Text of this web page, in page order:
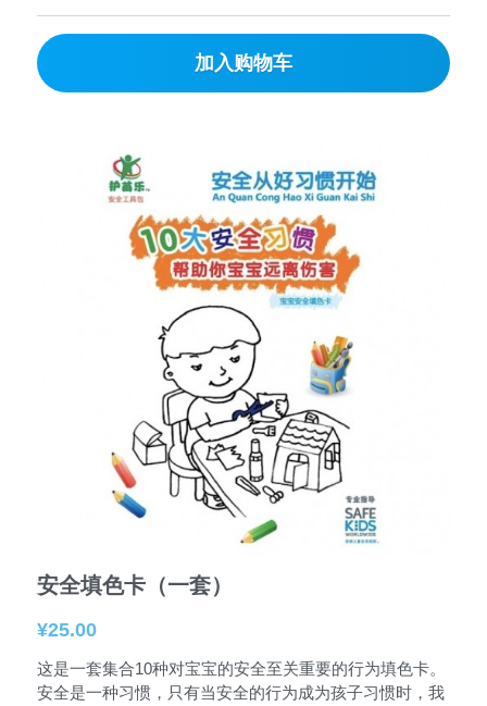
加入购物车
安全填色卡（一套）
¥25.00
这是一套集合10种对宝宝的安全至关重要的行为填色卡。
安全是一种习惯，只有当安全的行为成为孩子习惯时，我